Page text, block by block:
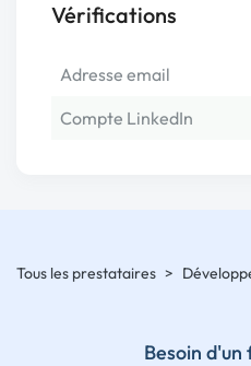
Vérifications
Adresse email
Compte LinkedIn
Tous les prestataires >
Besoin